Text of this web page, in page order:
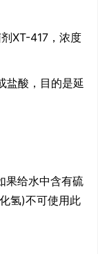
XT-417 ，浓度
盐酸，目的是延
果给水中含有硫
氢)不可使用此